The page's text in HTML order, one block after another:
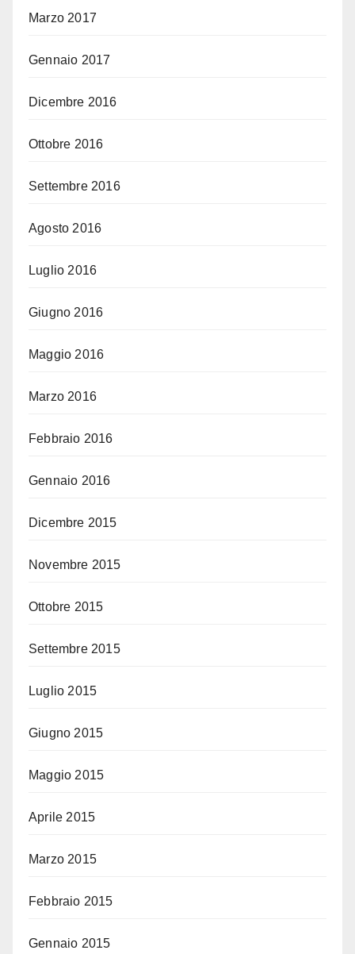
Marzo 2017
Gennaio 2017
Dicembre 2016
Ottobre 2016
Settembre 2016
Agosto 2016
Luglio 2016
Giugno 2016
Maggio 2016
Marzo 2016
Febbraio 2016
Gennaio 2016
Dicembre 2015
Novembre 2015
Ottobre 2015
Settembre 2015
Luglio 2015
Giugno 2015
Maggio 2015
Aprile 2015
Marzo 2015
Febbraio 2015
Gennaio 2015